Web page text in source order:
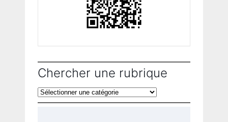
Chercher une rubrique
Chercher
une